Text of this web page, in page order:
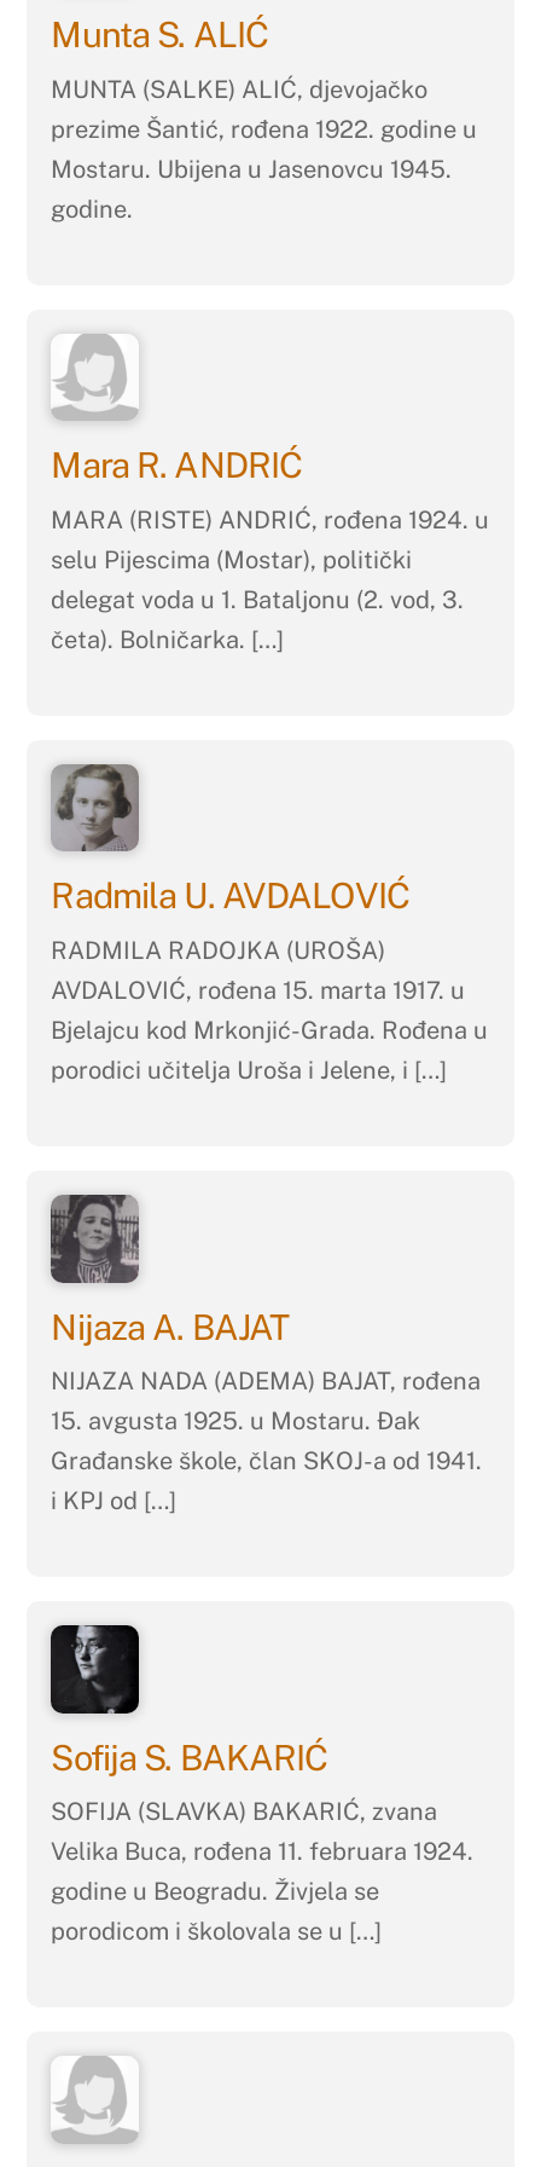
Munta S. ALIĆ
MUNTA (SALKE) ALIĆ, djevojačko
prezime Šantić, rođena 1922. godine u
Mostaru. Ubijena u Jasenovcu 1945.
godine.
Mara R. ANDRIĆ
MARA (RISTE) ANDRIĆ, rođena 1924. u
selu Pijescima (Mostar), politički
delegat voda u 1. Bataljonu (2. vod, 3.
četa). Bolničarka. […]
Radmila U. AVDALOVIĆ
RADMILA RADOJKA (UROŠA)
AVDALOVIĆ, rođena 15. marta 1917. u
Bjelajcu kod Mrkonjić-Grada. Rođena u
porodici učitelja Uroša i Jelene, i […]
Nijaza A. BAJAT
NIJAZA NADA (ADEMA) BAJAT, rođena
15. avgusta 1925. u Mostaru. Đak
Građanske škole, član SKOJ-a od 1941.
i KPJ od […]
Sofija S. BAKARIĆ
SOFIJA (SLAVKA) BAKARIĆ, zvana
Velika Buca, rođena 11. februara 1924.
godine u Beogradu. Živjela se
porodicom i školovala se u […]